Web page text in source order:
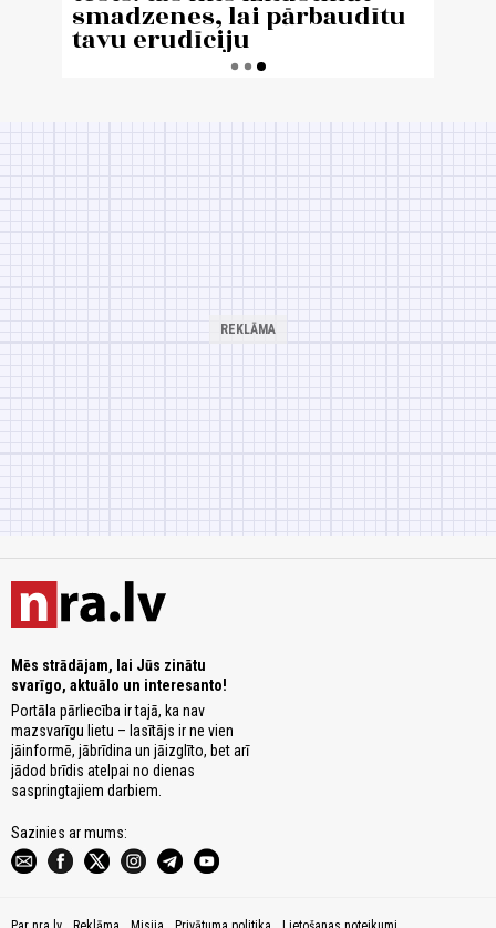
Mēs strādājam, lai Jūs zinātu
svarīgo, aktuālo un interesanto!
Portāla pārliecība ir tajā, ka nav
mazsvarīgu lietu – lasītājs ir ne vien
jāinformē, jābrīdina un jāizglīto, bet arī
jādod brīdis atelpai no dienas
saspringtajiem darbiem.
Sazinies ar mums: